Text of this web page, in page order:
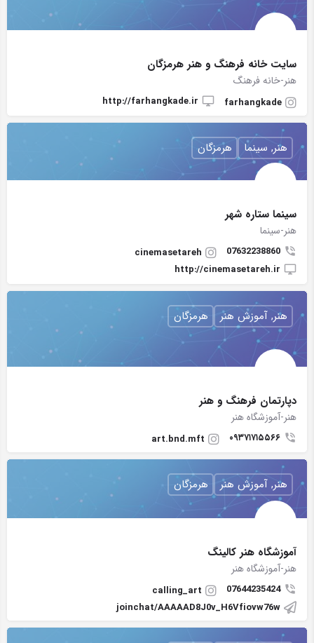
سایت خانه فرهنگ و هنر هرمزگان
هنر-خانه فرهنگ
farhangkade
http://farhangkade.ir
سینما ستاره شهر
هنر-سینما
07632238860
cinemasetareh
http://cinemasetareh.ir
هنر, سینما هرمزگان
دپارتمان فرهنگ و هنر
هنر-آموزشگاه هنر
۰۹۳۷۱۷۱۵۵۶۶ art.bnd.mft
هنر, آموزش هنر هرمزگان
آموزشگاه هنر کالینگ
هنر-آموزشگاه هنر
07644235424
calling_art
joinchat/AAAAAD8J0v_H6Vfiovw76w
هنر, آموزش هنر هرمزگان